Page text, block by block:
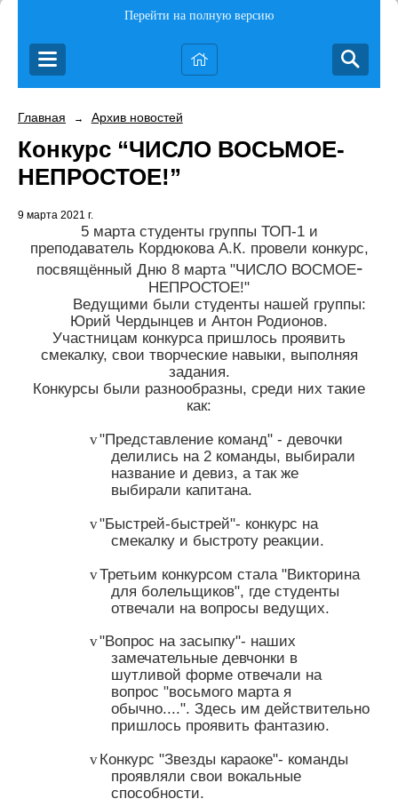
Перейти на полную версию
Главная → Архив новостей
Конкурc “ЧИСЛО ВОСЬМОЕ-
НЕПРОСТОЕ!”
9 марта 2021 г.
5 марта студенты группы ТОП-1 и
преподаватель Кордюкова А.К. провели конкурс,
посвящённый Дню 8 марта "ЧИСЛО ВОСМОЕ-
НЕПРОСТОЕ!"
Ведущими были студенты нашей группы:
Юрий Чердынцев и Антон Родионов.
Участницам конкурса пришлось проявить
смекалку, свои творческие навыки, выполняя
задания.
Конкурсы были разнообразны, среди них такие
как:
v"Представление команд" - девочки
делились на 2 команды, выбирали
название и девиз, а так же
выбирали капитана.
v"Быстрей-быстрей"- конкурс на
смекалку и быстроту реакции.
vТретьим конкурсом стала "Викторина
для болельщиков", где студенты
отвечали на вопросы ведущих.
v"Вопрос на засыпку"- наших
замечательные девчонки в
шутливой форме отвечали на
вопрос "восьмого марта я
обычно....". Здесь им действительно
пришлось проявить фантазию.
vКонкурс "Звезды караоке"- команды
проявляли свои вокальные
способности.